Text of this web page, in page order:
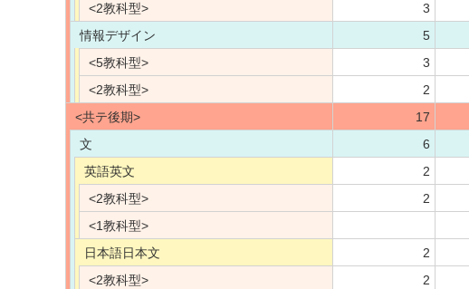
<2教科型>
3
情報デザイン
5
<5教科型>
3
<2教科型>
2
<共テ後期>
17
文
6
英語英文
2
<2教科型>
2
<1教科型>
日本語日本文
2
<2教科型>
2